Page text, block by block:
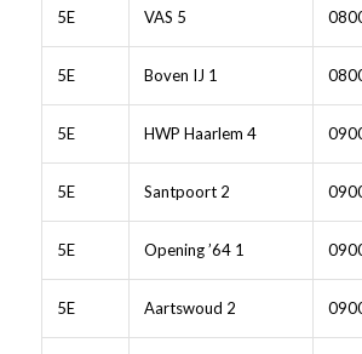
5E VAS 5
5E Boven IJ 1
5E HWP Haarlem 4
5E Santpoort 2
5E Opening ’64 1
5E Aartswoud 2